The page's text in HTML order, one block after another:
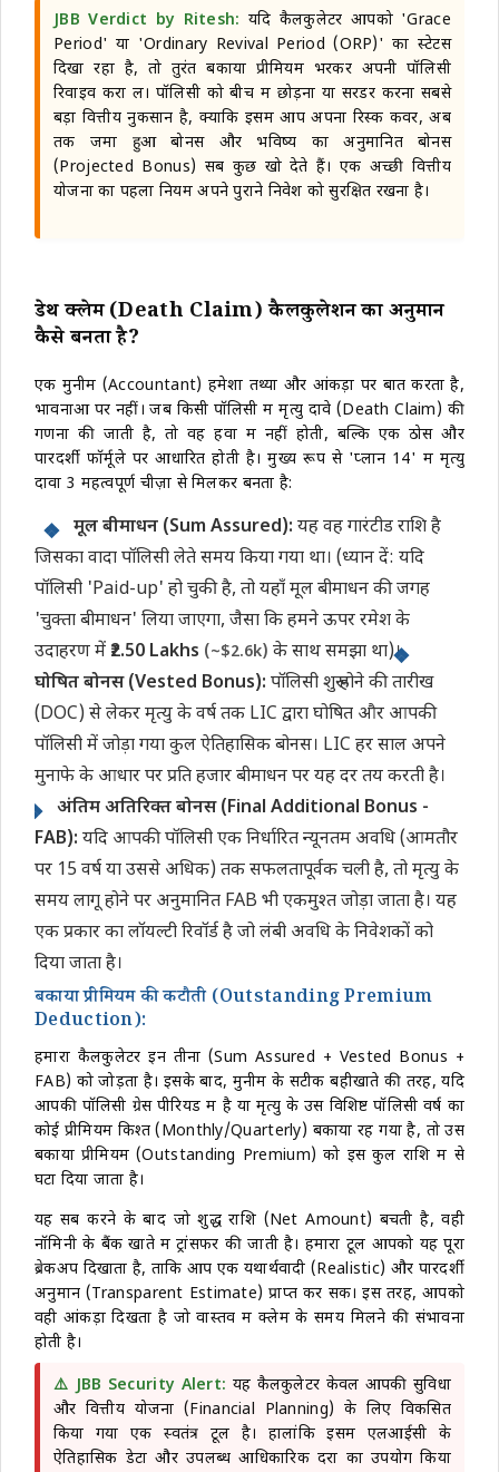
JBB Verdict by Ritesh: यदि कैलकुलेटर आपको 'Grace
Period' या 'Ordinary Revival Period (ORP)' का स्टेटस
दिखा रहा है, तो तुरंत बकाया प्रीमियम भरकर अपनी पॉलिसी
रिवाइव करा लें। पॉलिसी को बीच में छोड़ना या सरेंडर करना सबसे
बड़ा वित्तीय नुकसान है, क्योंकि इसमें आप अपना रिस्क कवर, अब
तक जमा हुआ बोनस और भविष्य का अनुमानित बोनस
(Projected Bonus) सब कुछ खो देते हैं। एक अच्छी वित्तीय
योजना का पहला नियम अपने पुराने निवेश को सुरक्षित रखना है।
डेथ क्लेम (Death Claim) कैलकुलेशन का अनुमान
कैसे बनता है?
एक मुनीम (Accountant) हमेशा तथ्यों और आंकड़ों पर बात करता है,
भावनाओं पर नहीं। जब किसी पॉलिसी में मृत्यु दावे (Death Claim) की
गणना की जाती है, तो वह हवा में नहीं होती, बल्कि एक ठोस और
पारदर्शी फॉर्मूले पर आधारित होती है। मुख्य रूप से 'प्लान 14' में मृत्यु
दावा 3 महत्वपूर्ण चीज़ों से मिलकर बनता है:
मूल बीमाधन (Sum Assured): यह वह गारंटीड राशि है
जिसका वादा पॉलिसी लेते समय किया गया था। (ध्यान दें: यदि
पॉलिसी 'Paid-up' हो चुकी है, तो यहाँ मूल बीमाधन की जगह
'चुक्ता बीमाधन' लिया जाएगा, जैसा कि हमने ऊपर रमेश के
उदाहरण में ₹2.50 Lakhs (~$2.6k) के साथ समझा था)।
घोषित बोनस (Vested Bonus): पॉलिसी शुरू होने की तारीख
(DOC) से लेकर मृत्यु के वर्ष तक LIC द्वारा घोषित और आपकी
पॉलिसी में जोड़ा गया कुल ऐतिहासिक बोनस। LIC हर साल अपने
मुनाफे के आधार पर प्रति हजार बीमाधन पर यह दर तय करती है।
अंतिम अतिरिक्त बोनस (Final Additional Bonus -
FAB): यदि आपकी पॉलिसी एक निर्धारित न्यूनतम अवधि (आमतौर
पर 15 वर्ष या उससे अधिक) तक सफलतापूर्वक चली है, तो मृत्यु के
समय लागू होने पर अनुमानित FAB भी एकमुश्त जोड़ा जाता है। यह
एक प्रकार का लॉयल्टी रिवॉर्ड है जो लंबी अवधि के निवेशकों को
दिया जाता है।
बकाया प्रीमियम की कटौती (Outstanding Premium
Deduction):
हमारा कैलकुलेटर इन तीनों (Sum Assured + Vested Bonus +
FAB) को जोड़ता है। इसके बाद, मुनीम के सटीक बहीखाते की तरह, यदि
आपकी पॉलिसी ग्रेस पीरियड में है या मृत्यु के उस विशिष्ट पॉलिसी वर्ष का
कोई प्रीमियम किश्त (Monthly/Quarterly) बकाया रह गया है, तो उस
बकाया प्रीमियम (Outstanding Premium) को इस कुल राशि में से
घटा दिया जाता है।
यह सब करने के बाद जो शुद्ध राशि (Net Amount) बचती है, वही
नॉमिनी के बैंक खाते में ट्रांसफर की जाती है। हमारा टूल आपको यह पूरा
ब्रेकअप दिखाता है, ताकि आप एक यथार्थवादी (Realistic) और पारदर्शी
अनुमान (Transparent Estimate) प्राप्त कर सकें। इस तरह, आपको
वही आंकड़ा दिखता है जो वास्तव में क्लेम के समय मिलने की संभावना
होती है।
⚠️ JBB Security Alert: यह कैलकुलेटर केवल आपकी सुविधा
और वित्तीय योजना (Financial Planning) के लिए विकसित
किया गया एक स्वतंत्र टूल है। हालांकि इसमें एलआईसी के
ऐतिहासिक डेटा और उपलब्ध आधिकारिक दरों का उपयोग किया